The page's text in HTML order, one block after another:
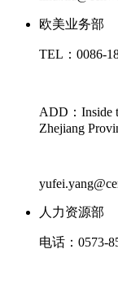
欧美业务部
TEL：0086-
ADD：Inside
Zhejiang
人力资源部
电话：0573-